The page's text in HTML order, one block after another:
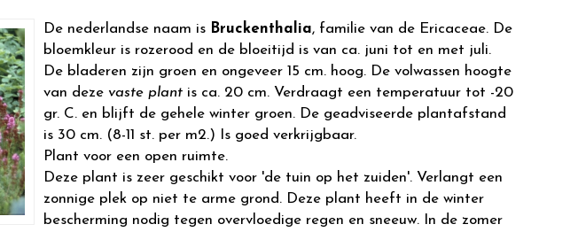
De nederlandse naam is Bruckenthalia, familie van de Ericaceae. De
bloemkleur is rozerood en de bloeitijd is van ca. juni tot en met juli.
De bladeren zijn groen en ongeveer 15 cm. hoog. De volwassen hoogte
van deze vaste plant is ca. 20 cm. Verdraagt een temperatuur tot -20
gr. C. en blijft de gehele winter groen. De geadviseerde plantafstand
is 30 cm. (8-11 st. per m2.) Is goed verkrijgbaar.
Plant voor een open ruimte.
Deze plant is zeer geschikt voor 'de tuin op het zuiden'. Verlangt een
zonnige plek op niet te arme grond. Deze plant heeft in de winter
bescherming nodig tegen overvloedige regen en sneeuw. In de zomer